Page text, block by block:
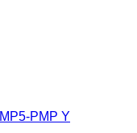
MP5-PMP Y